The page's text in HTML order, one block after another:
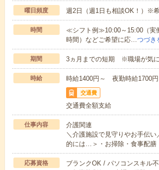
曜日頻度 週2日（週1日も相談OK！）※
時間
≪シフト例≫10:00～15:00（実
時間）などご希望に応…つづき
期間 3ヵ月までの短期 ※職場が気
時給 時給1400円～ 夜勤時給1700
交通費
交通費全額支給
仕事内容
介護関連
＼介護施設で見守りやお手伝
的には…＞・お掃除・食事配
応募資格
ブランクOK / パソコンスキル